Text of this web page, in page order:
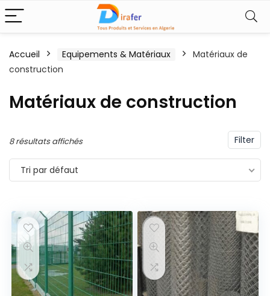
Accueil Equipements & Matériaux
Matériaux de
construction
Matériaux de construction
Filter
8 résultats affichés
Tri par défaut